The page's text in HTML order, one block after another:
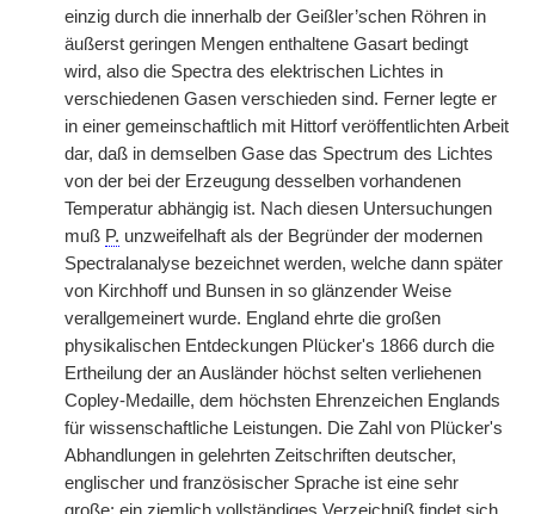
einzig durch die innerhalb der Geißler’schen Röhren in
äußerst geringen Mengen enthaltene Gasart bedingt
wird, also die Spectra des elektrischen Lichtes in
verschiedenen Gasen verschieden sind. Ferner legte er
in einer gemeinschaftlich mit Hittorf veröffentlichten Arbeit
dar, daß in demselben Gase das Spectrum des Lichtes
von der bei der Erzeugung desselben vorhandenen
Temperatur abhängig ist. Nach diesen Untersuchungen
muß P. unzweifelhaft als der Begründer der modernen
Spectralanalyse bezeichnet werden, welche dann später
von Kirchhoff und Bunsen in so glänzender Weise
verallgemeinert wurde. England ehrte die großen
physikalischen Entdeckungen Plücker's 1866 durch die
Ertheilung der an Ausländer höchst selten verliehenen
Copley-Medaille, dem höchsten Ehrenzeichen Englands
für wissenschaftliche Leistungen. Die Zahl von Plücker's
Abhandlungen in gelehrten Zeitschriften deutscher,
englischer und französischer Sprache ist eine sehr